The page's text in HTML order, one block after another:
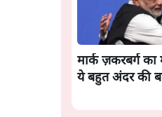
मार्क ज़करबर्ग का
ये बहुत अंदर की